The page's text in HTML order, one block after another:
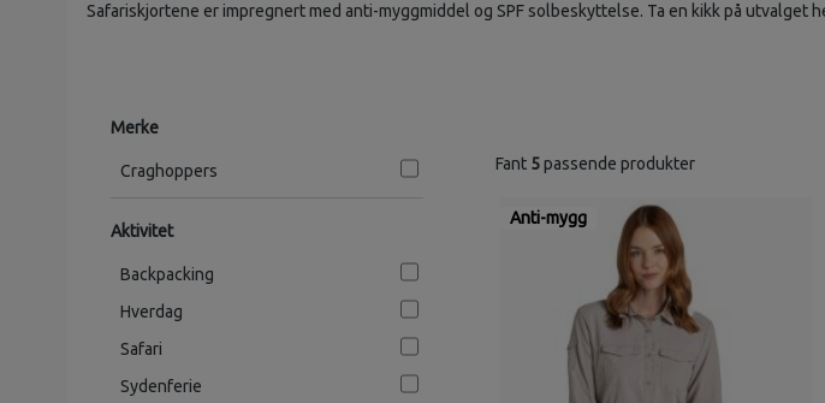
Safariskjortene er impregnert med anti-myggmiddel og SPF solbeskyttelse. Ta en kikk på utvalget
Merke
Craghoppers
Aktivitet
Backpacking
Hverdag
Safari
Sydenferie
Fant 5passende produkter
Anti-mygg